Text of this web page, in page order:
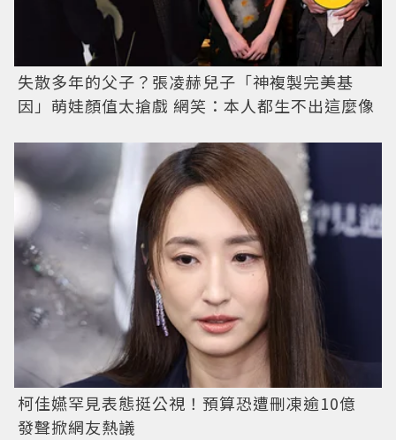
失散多年的父子？張凌赫兒子「神複製完美基
因」萌娃顏值太搶戲 網笑：本人都生不出這麼像
柯佳嬿罕見表態挺公視！預算恐遭刪凍逾10億
發聲掀網友熱議